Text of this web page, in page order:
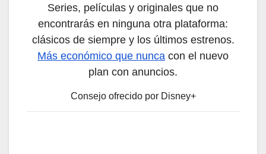
Series, películas y originales que no
encontrarás en ninguna otra plataforma:
clásicos de siempre y los últimos estrenos.
Más económico que nunca con el nuevo
plan con anuncios.
Consejo ofrecido por Disney+